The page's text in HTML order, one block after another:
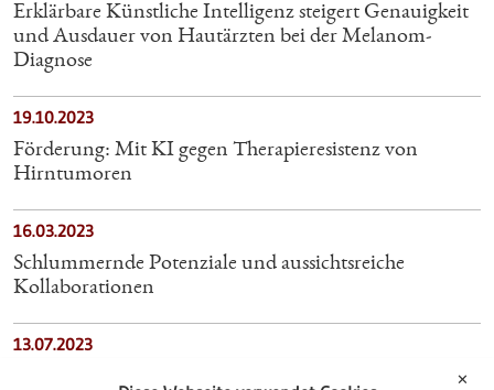
Erklärbare Künstliche Intelligenz steigert Genauigkeit
und Ausdauer von Hautärzten bei der Melanom-
Diagnose
19.10.2023
Förderung: Mit KI gegen Therapieresistenz von
Hirntumoren
16.03.2023
Schlummernde Potenziale und aussichtsreiche
Kollaborationen
13.07.2023
Zukunftsweisende regionale Gesundheitsversorgung✕